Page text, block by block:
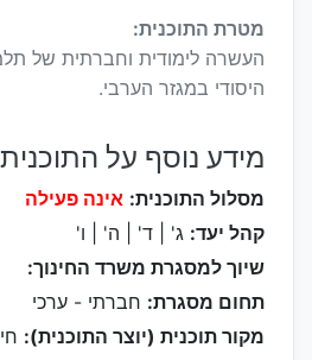
מטרת התוכנית:
העשרה לימודית וחברתית של
היסודי במגזר הערבי.
מידע נוסף על
מסלול התוכנית: אינה פעילה
קהל יעד: ג' | ד' | ה' | ו'
שיוך למסגרת משרד החינוך:
תחום מסגרת: חברתי - ערכי
מקור תוכנית (יוצר התוכנית):